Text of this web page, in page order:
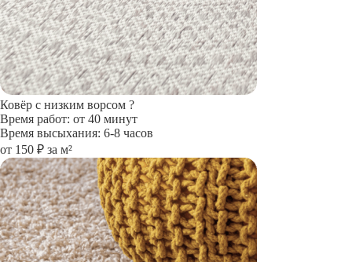
Ковёр с низким ворсом ?
Время работ: от 40 минут
Время высыхания: 6-8 часов
от 150 ₽ за м²